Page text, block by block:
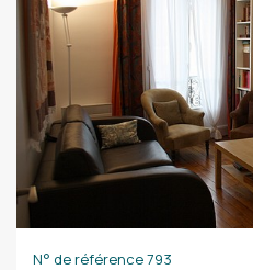
N° de référence 793